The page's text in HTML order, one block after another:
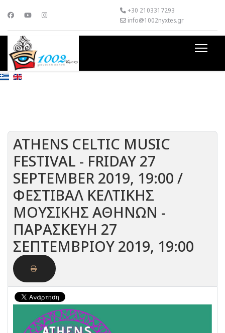
+30 2103317293
info@1002nyxtes.gr
ATHENS CELTIC MUSIC
FESTIVAL - FRIDAY 27
SEPTEMBER 2019, 19:00 /
ΦΕΣΤΙΒΑΛ ΚΕΛΤΙΚΗΣ
ΜΟΥΣΙΚΗΣ ΑΘΗΝΩΝ -
ΠΑΡΑΣΚΕΥΗ 27
ΣΕΠΤΕΜΒΡΙΟΥ 2019, 19:00